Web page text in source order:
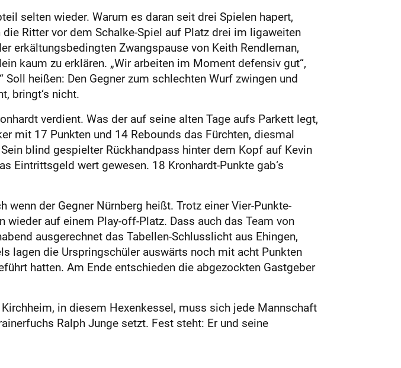
selten wieder. Warum es daran seit drei Spielen hapert,
Ritter vor dem Schalke-Spiel auf Platz drei im ligaweiten
erkältungsbedingten Zwangspause von Keith Rendleman,
kaum zu erklären. „Wir arbeiten im Moment defensiv gut“,
heißen: Den Gegner zum schlechten Wurf zwingen und
bringt‘s nicht.
verdient. Was der auf seine alten Tage aufs Parkett legt,
mit 17 Punkten und 14 Rebounds das Fürchten, diesmal
blind gespielter Rückhandpass hinter dem Kopf auf Kevin
Eintrittsgeld wert gewesen. 18 Kronhardt-Punkte gab‘s
der Gegner Nürnberg heißt. Trotz einer Vier-Punkte-
auf einem Play-off-Platz. Dass auch das Team von
ausgerechnet das Tabellen-Schlusslicht aus Ehingen,
lagen die Urspringschüler auswärts noch mit acht Punkten
hatten. Am Ende entschieden die abgezockten Gastgeber
in diesem Hexenkessel, muss sich jede Mannschaft
Ralph Junge setzt. Fest steht: Er und seine